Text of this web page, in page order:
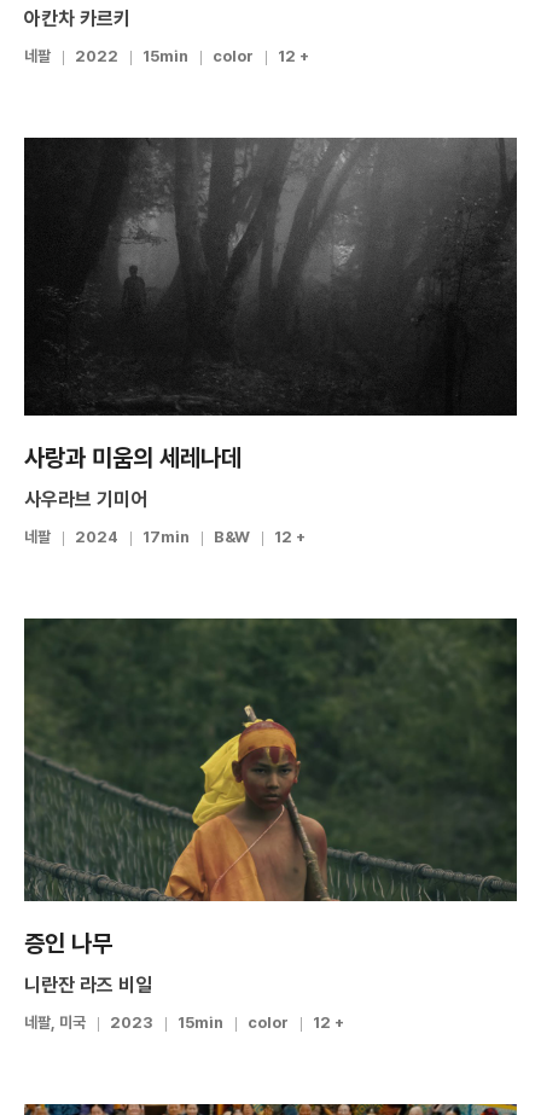
아칸차 카르키
네팔 2022 15min color 12 +
사랑과 미움의 세레나데
사우라브 기미어
네팔 2024 17min B&W 12 +
증인 나무
니란잔 라즈 비일
네팔, 미국 2023 15min color 12 +